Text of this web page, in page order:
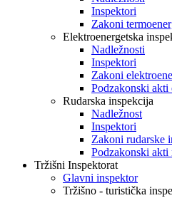
Inspektori
Zakoni
Elektroenergetska
Nadležnosti
Inspektori
Zakoni
Podzakonski akti
Rudarska inspekcija
Nadležnost
Inspektori
Zakoni rudarske
Podzakonski akti
Tržišni Inspektorat
Glavni inspektor
Tržišno - turistička